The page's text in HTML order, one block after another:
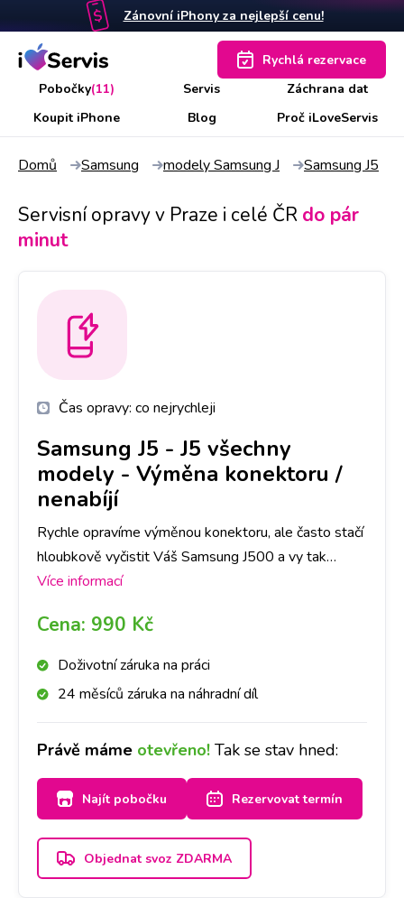
Zánovní iPhony za nejlepší cenu!
Pobočky(11) Servis
Záchrana dat
Koupit iPhone
Blog Proč iLoveServis
Rychlá rezervace
Domů Samsung modely Samsung J Samsung J5
Servisní opravy v Praze i celé ČR do pár
minut
Čas opravy: co nejrychleji
Samsung J5 - J5 všechny
modely - Výměna konektoru /
nenabíjí
Rychle opravíme výměnou konektoru, ale často stačí
hloubkově vyčistit Váš Samsung J500 a vy tak
ušetříte čas i peníze. Nejlepší je nyní se zastavit na
Více informací
Cena: 990 Kč
Doživotní záruka na práci
24 měsíců záruka na náhradní díl
Právě máme otevřeno! Tak se stav hned:
Najít pobočku Rezervovat termín
Objednat svoz ZDARMA